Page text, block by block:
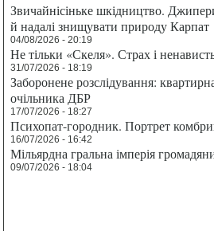
Звичайнісіньке шкідництво.
й надалі знищувати природу Карпат
04/08/2026 - 20:19
Не тільки «Скеля». Страх і
31/07/2026 - 18:19
Заборонене розслідування:
очільника ДБР
17/07/2026 - 18:27
Психопат-городник. Портрет
16/07/2026 - 16:42
Мільярдна гральна імперія
09/07/2026 - 18:04